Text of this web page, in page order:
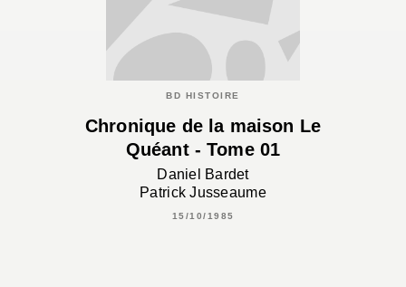
BD HISTOIRE
Chronique de la maison Le
Quéant - Tome 01
Daniel Bardet
Patrick Jusseaume
15/10/1985